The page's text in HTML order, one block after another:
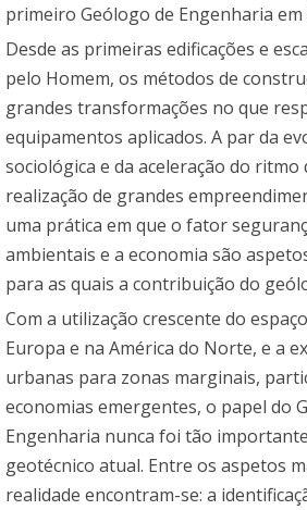
primeiro Geólogo de Engenharia
Desde as primeiras edificações e
pelo Homem, os métodos de
grandes transformações no que
equipamentos aplicados. A par da
sociológica e da aceleração do ritmo
realização de grandes
uma prática em que o fator
ambientais e a economia são
para as quais a contribuição do
Com a utilização crescente do
Europa e na América do Norte, e a
urbanas para zonas marginais,
economias emergentes, o papel do
Engenharia nunca foi tão
geotécnico atual. Entre os aspetos
realidade encontram-se: a